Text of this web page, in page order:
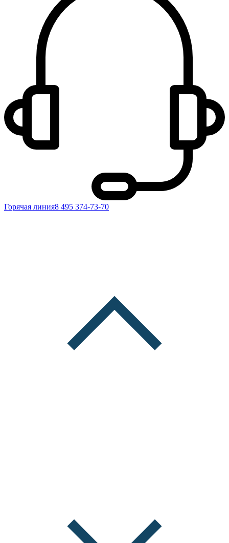
Горячая линия8 495 374-73-70